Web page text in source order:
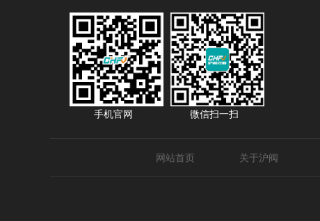
手机官网 微信扫一扫
网站首页 关于沪阀